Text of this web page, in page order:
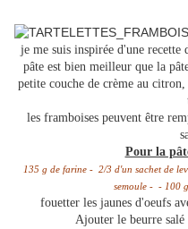
je me suis inspirée d'une recette
pâte est bien meilleur que la
petite couche de crème au
les framboises peuvent être
Pour la
135 g de farine - 2/3 d'un sachet de
semoule - - 100
fouetter les jaunes d'oeufs
Ajouter le beurre